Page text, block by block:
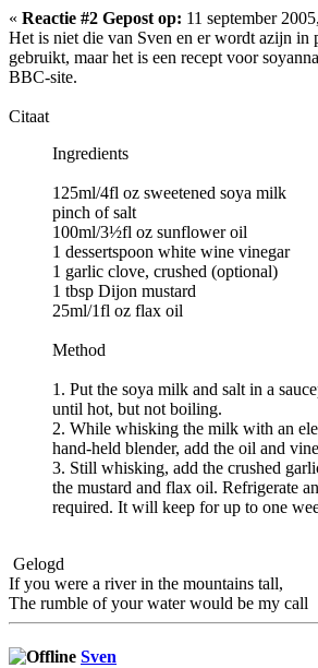
« Reactie #2 Gepost op: 11 september
Het is niet die van Sven en er wordt azijn in
gebruikt, maar het is een recept voor
BBC-site.
Citaat
Ingredients
125ml/4fl oz sweetened soya milk
pinch of salt
100ml/3½fl oz sunflower oil
1 dessertspoon white wine vinegar
1 garlic clove, crushed (optional)
1 tbsp Dijon mustard
25ml/1fl oz flax oil
Method
1. Put the soya milk and salt in a
until hot, but not boiling.
2. While whisking the milk with an
hand-held blender, add the oil and
3. Still whisking, add the crushed
the mustard and flax oil. Refrigerate
required. It will keep for up to one
Gelogd
If you were a river in the mountains tall,
The rumble of your water would be my call
Sven